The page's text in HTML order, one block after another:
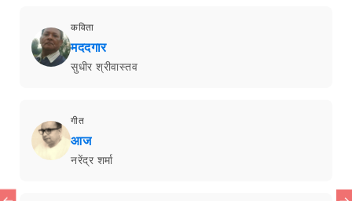
कविता
मददगार
सुधीर श्रीवास्तव
गीत
आज
नरेंद्र शर्मा